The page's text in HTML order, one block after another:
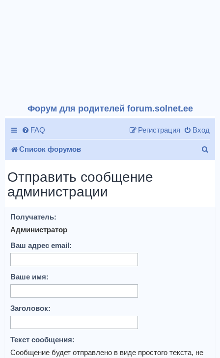
Форум для родителей forum.solnet.ee
FAQ Вход
Регистрация
Список форумов
Отправить сообщение
администрации
Получатель:
Администратор
Ваш адрес email:
Ваше имя:
Заголовок:
Текст сообщения:
Сообщение будет отправлено в виде простого текста, не